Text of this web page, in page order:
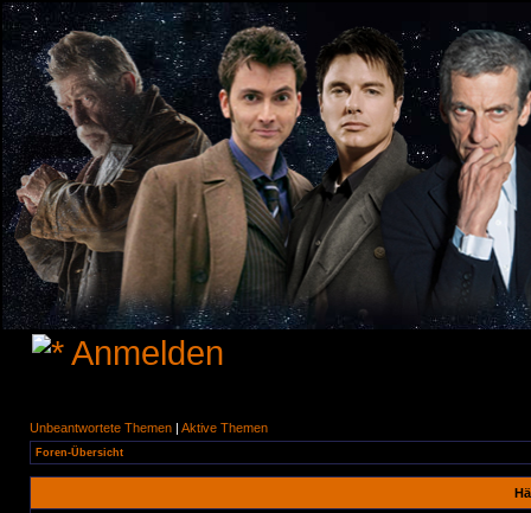
Anmelden
Unbeantwortete Themen | Aktive Themen
Foren-Übersicht